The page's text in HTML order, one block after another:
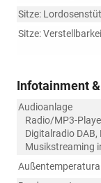
Sitze:
Sitze:
Infotainment
Audioanlage
Radio/MP3-
Digitalradio DAB,
Musikstreaming